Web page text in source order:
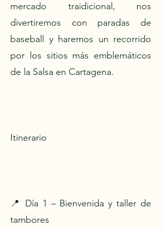
mercado traidicional, nos
divertiremos con paradas de
baseball y haremos un recorrido
por los sitios más emblemáticos
de la Salsa en Cartagena.
Itinerario
📍 Día 1 – Bienvenida y taller de
tambores